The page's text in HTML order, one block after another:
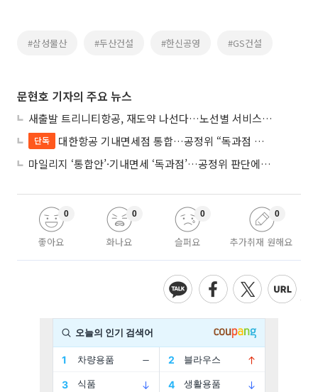
#삼성물산 #두산건설 #한신공영 #GS건설
문현호 기자의 주요 뉴스
새출발 트리니티항공, 재도약 나선다…노선별 서비스 차별화
단독
대한항공 기내면세점 통합…공정위 “독과점 여부 따진다”
마일리지 ‘통합안’·기내면세 ‘독과점’…공정위 판단에 쏠린 눈
좋아요
0
화나요
0
슬퍼요
0
추가취재 원해요
0